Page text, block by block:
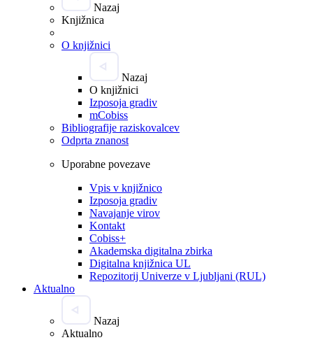
Nazaj
Knjižnica
O knjižnici
Nazaj
O knjižnici
Izposoja gradiv
mCobiss
Bibliografije raziskovalcev
Odprta znanost
Uporabne povezave
Vpis v knjižnico
Izposoja gradiv
Navajanje virov
Kontakt
Cobiss+
Akademska digitalna zbirka
Digitalna knjižnica UL
Repozitorij Univerze v Ljubljani (RUL)
Aktualno
Nazaj
Aktualno